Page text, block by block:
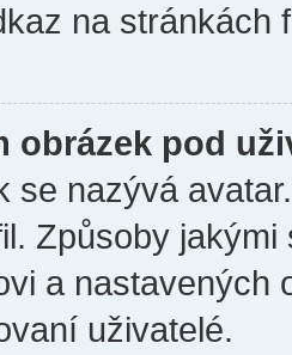
na stránkách
obrázek pod
se nazývá
Způsoby
a nastavených
uživatelé.